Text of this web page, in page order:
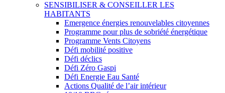
SENSIBILISER & CONSEILLER LES
HABITANTS
Emergence énergies renouvelables citoyennes
Programme pour plus de sobriété énergétique
Programme Vents Citoyens
Défi mobilité positive
Défi déclics
Défi Zéro Gaspi
Défi Energie Eau Santé
Actions Qualité de l’air intérieur